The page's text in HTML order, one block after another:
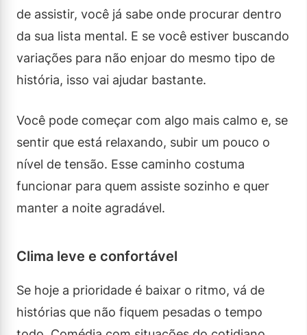
de assistir, você já sabe onde procurar dentro
da sua lista mental. E se você estiver buscando
variações para não enjoar do mesmo tipo de
história, isso vai ajudar bastante.
Você pode começar com algo mais calmo e, se
sentir que está relaxando, subir um pouco o
nível de tensão. Esse caminho costuma
funcionar para quem assiste sozinho e quer
manter a noite agradável.
Clima leve e confortável
Se hoje a prioridade é baixar o ritmo, vá de
histórias que não fiquem pesadas o tempo